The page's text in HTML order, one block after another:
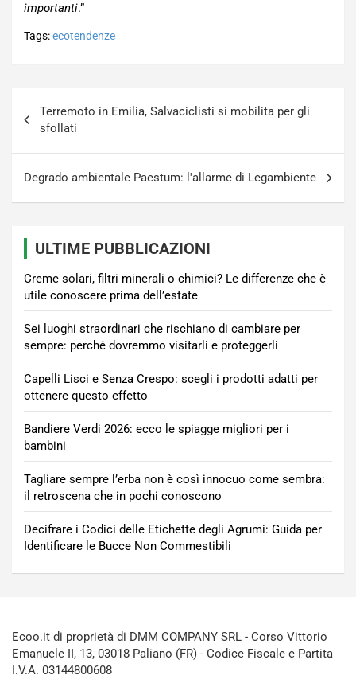
importanti.”
Tags:ecotendenze
articoli
Terremoto in Emilia, Salvaciclisti si mobilita per gli
sfollati
Degrado ambientale Paestum: l'allarme di Legambiente
ULTIME PUBBLICAZIONI
Creme solari, filtri minerali o chimici? Le differenze che è
utile conoscere prima dell’estate
Sei luoghi straordinari che rischiano di cambiare per
sempre: perché dovremmo visitarli e proteggerli
Capelli Lisci e Senza Crespo: scegli i prodotti adatti per
ottenere questo effetto
Bandiere Verdi 2026: ecco le spiagge migliori per i
bambini
Tagliare sempre l’erba non è così innocuo come sembra:
il retroscena che in pochi conoscono
Decifrare i Codici delle Etichette degli Agrumi: Guida per
Identificare le Bucce Non Commestibili
Ecoo.it di proprietà di DMM COMPANY SRL - Corso Vittorio
Emanuele II, 13, 03018 Paliano (FR) - Codice Fiscale e Partita
I.V.A. 03144800608